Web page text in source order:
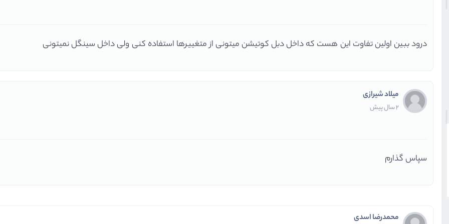
درود ببین اولین تفاوت این هست که داخل دبل کوتیشن میتونی از متغییرها استفاده کنی ولی داخل سینگل نمیتونی
میلاد شیرازی
2 سال پیش
سپاس گذارم
محمدرضا اسدی